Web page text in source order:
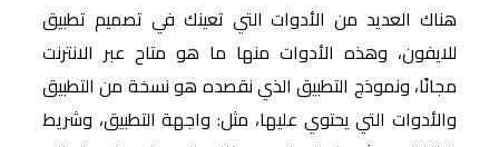
هناك العديد من الأدوات التي تعينك في تصميم تطبيق
للايفون، وهذه الأدوات منها ما هو متاح عبر الانترنت
مجانًا، ونموذج التطبيق الذي نقصده هو نسخة من التطبيق
والأدوات التي يحتوي عليها، مثل: واجهة التطبيق، وشريط